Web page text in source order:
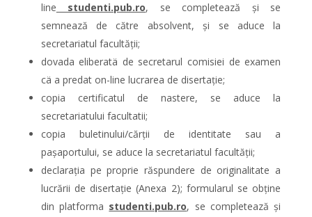
line studenti.pub.ro, se completează și se
semnează de către absolvent, și se aduce la
secretariatul facultății;
dovada eliberatä de secretarul comisiei de examen
cä a predat on-line lucrarea de disertație;
copia certificatul de nastere, se aduce la
secretariatului facultatii;
copia buletinului/cărții de identitate sau a
paşaportului, se aduce la secretariatul facultății;
declarația pe proprie răspundere de originalitate a
lucrării de disertație (Anexa 2); formularul se obține
din platforma studenti.pub.ro, se completează și